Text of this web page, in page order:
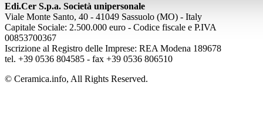
Edi.Cer S.p.a. Società unipersonale
Viale Monte Santo, 40 - 41049 Sassuolo (MO) - Italy
Capitale Sociale: 2.500.000 euro - Codice fiscale e P.IVA
00853700367
Iscrizione al Registro delle Imprese: REA Modena 189678
tel. +39 0536 804585 - fax +39 0536 806510
© Ceramica.info, All Rights Reserved.